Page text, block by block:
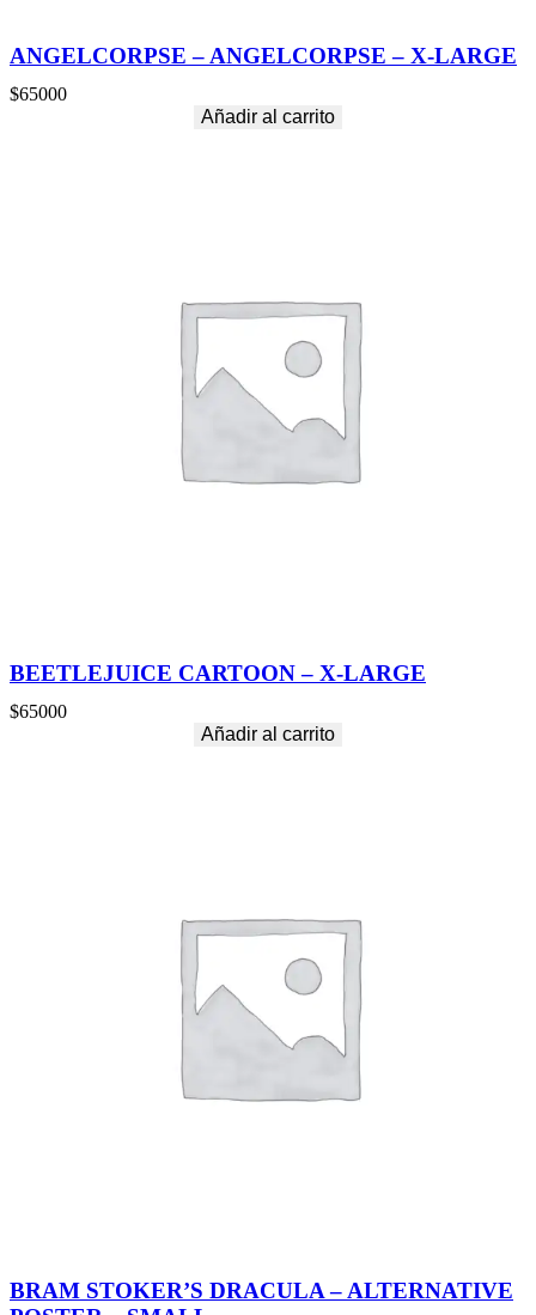
ANGELCORPSE – ANGELCORPSE – X-LARGE
$65000
Añadir al carrito
BEETLEJUICE CARTOON – X-LARGE
$65000
Añadir al carrito
BRAM STOKER’S DRACULA – ALTERNATIVE